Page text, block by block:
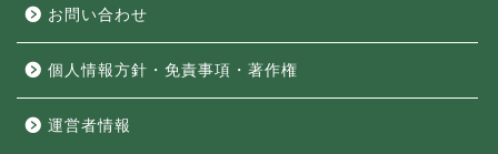
お問い合わせ
個人情報方針・免責事項・著作権
運営者情報